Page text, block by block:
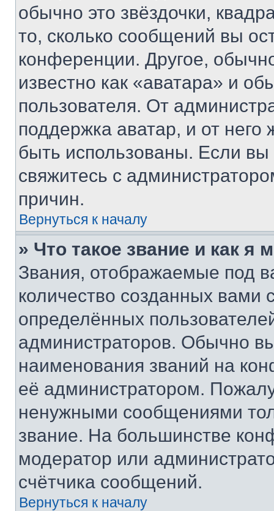
обычно это звёздочки,
то, сколько сообщений вы
конференции. Другое,
известно как «аватара» и
пользователя. От
поддержка аватар, и от него
быть использованы. Если
свяжитесь с
причин.
Вернуться к началу
» Что такое звание и как я
Звания, отображаемые под
количество созданных
определённых
администраторов. Обычно
наименования званий на
её администратором.
ненужными сообщениями
звание. На большинстве
модератор или
счётчика сообщений.
Вернуться к началу